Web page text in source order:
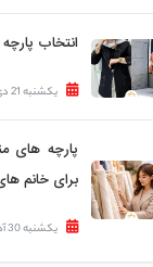
انتخاب
یکشنبه 21 دی 1404
پارچه های
برای خانم
یکشنبه 30 آذر 1404